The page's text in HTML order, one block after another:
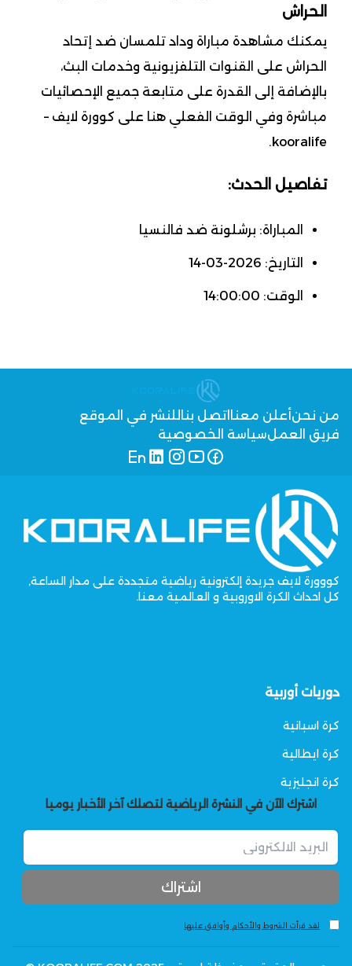
الحراش
يمكنك مشاهدة مباراة وداد تلمسان ضد إتحاد
الحراش على القنوات التلفزيونية وخدمات البث،
بالإضافة إلى القدرة على متابعة جميع الإحصائيات
مباشرة وفي الوقت الفعلي هنا على كوورة لايف –
kooralife.
تفاصيل الحدث:
المباراة: برشلونة ضد فالنسيا
التاريخ: 2026-03-14
الوقت: 14:00:00
من نحنأعلن معنا اتصل بنا للنشر في الموقع
فريق العملسياسة الخصوصية
كووورة لايف جريدة إلكترونية رياضية متجددة على مدار الساعة,
كل احداث الكرة الاوروبية و العالمية معنا.
دوريات أوربية
كرة اسبانية
كرة ايطالية
كرة انجليزية
اشترك الآن في النشرة الرياضية لتصلك آخر الأخبار يوميا
لقد قرأت الشروط والأحكام وأوافق عليها